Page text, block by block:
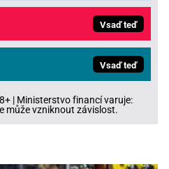
Vsaď teď
Vsaď teď
| Ministerstvo financí varuje:
může vzniknout závislost.